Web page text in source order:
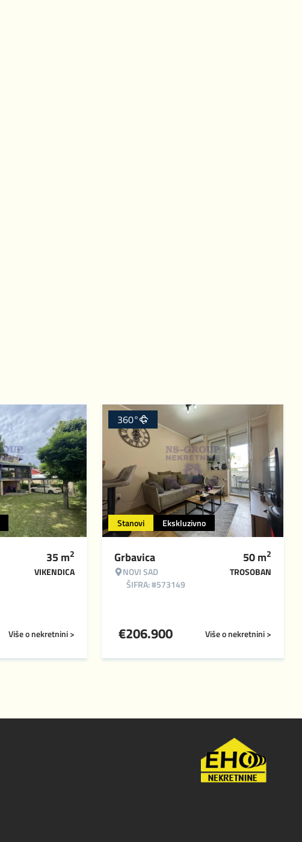
35m2
VIKENDICA
Više o nekretnini >
Stanovi Ekskluzivno
360°
Grbavica
NOVI SAD
ŠIFRA: #573149
50m2
TROSOBAN
Više o nekretnini >
€206.900